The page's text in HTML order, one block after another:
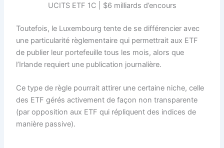
UCITS ETF 1C | $6 milliards d’encours
Toutefois, le Luxembourg tente de se différencier avec
une particularité règlementaire qui permettrait aux ETF
de publier leur portefeuille tous les mois, alors que
l’Irlande requiert une publication journalière.
Ce type de règle pourrait attirer une certaine niche, celle
des ETF gérés activement de façon non transparente
(par opposition aux ETF qui répliquent des indices de
manière passive).